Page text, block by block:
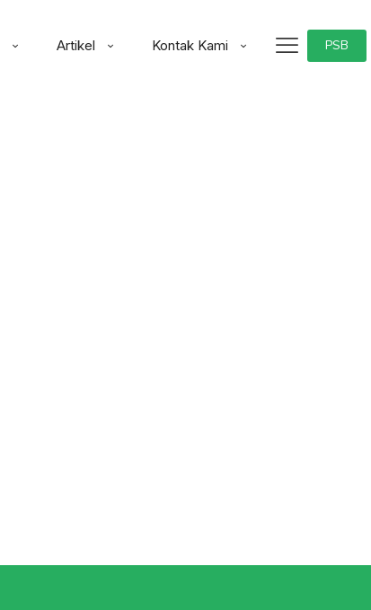
Artikel Kontak Kami PSB